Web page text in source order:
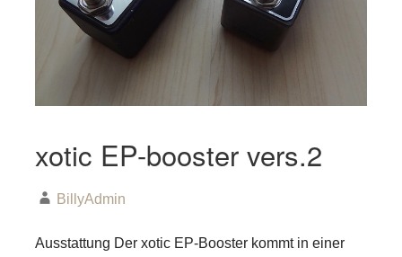
xotic EP-booster vers.2
BillyAdmin
Ausstattung Der xotic EP-Booster kommt in einer